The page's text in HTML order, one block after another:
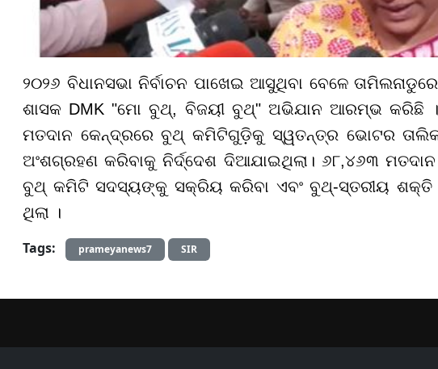
୨୦୨୬ ବିଧାନସଭା ନିର୍ବାଚନ ପାଖେଇ ଆସୁଥିବା ବେଳେ
ଶାସକ DMK "ମୋ ବୁଥ୍, ବିଜୟୀ ବୁଥ୍" ଅଭିଯାନ ଆରମ୍ଭ କରିଛି
ମତଦାନ କେନ୍ଦ୍ରରେ ବୁଥ୍ କମିଟିଗୁଡ଼ିକୁ ସ୍ୱତନ୍ତ୍ର ଭୋଟର
ଅଂଶଗ୍ରହଣ କରିବାକୁ ନିର୍ଦ୍ଦେଶ ଦିଆଯାଇଥିଲା। ୬୮,୪୬୩
ବୁଥ୍ କମିଟି ସଦସ୍ୟଙ୍କୁ ସକ୍ରିୟ କରିବା ଏବଂ ବୁଥ୍-ସ୍ତରୀୟ
ଥିଲା ।
Tags:
prameyanews7 SIR